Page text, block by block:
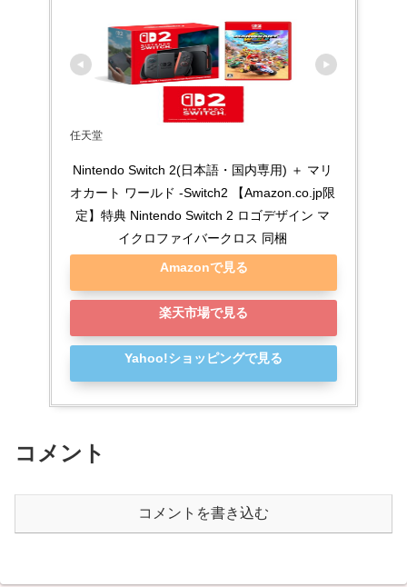
任天堂
Nintendo Switch 2(日本語・国内専用) ＋ マリ
オカート ワールド -Switch2 【Amazon.co.jp限
定】特典 Nintendo Switch 2 ロゴデザイン マ
イクロファイバークロス 同梱
Amazonで見る
楽天市場で見る
Yahoo!ショッピングで見る
コメント
コメントを書き込む